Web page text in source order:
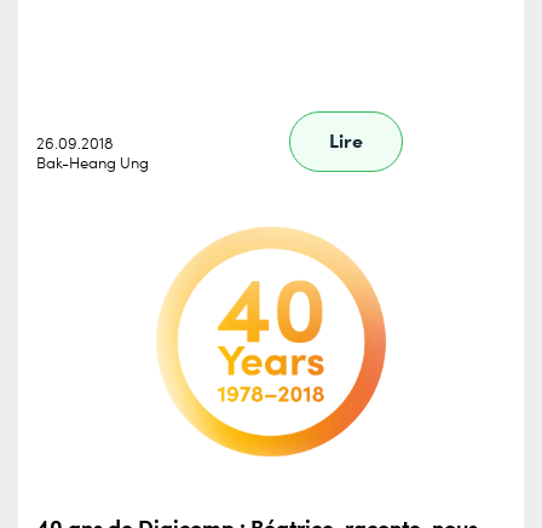
26.09.2018
Bak-Heang Ung
Lire